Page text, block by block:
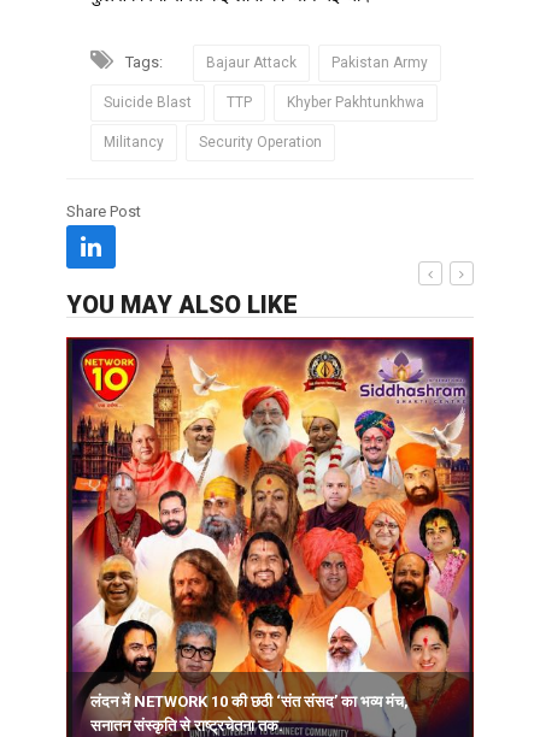
Tags: Bajaur Attack Pakistan Army
Suicide Blast TTP Khyber Pakhtunkhwa
Militancy Security Operation
Share Post
YOU MAY ALSO LIKE
लंदन में NETWORK 10 की छठी ‘संत संसद’ का भव्य मंच,
सनातन संस्कृति से राष्ट्रचेतना तक.